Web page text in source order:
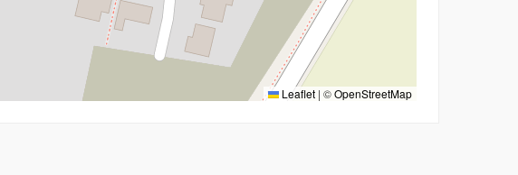
Leaflet | ©OpenStreetMap